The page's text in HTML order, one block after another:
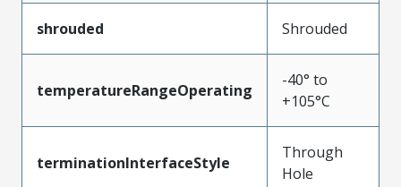
shrouded Shrouded
temperatureRangeOperating
-40° to
+105°C
terminationInterfaceStyle
Through
Hole